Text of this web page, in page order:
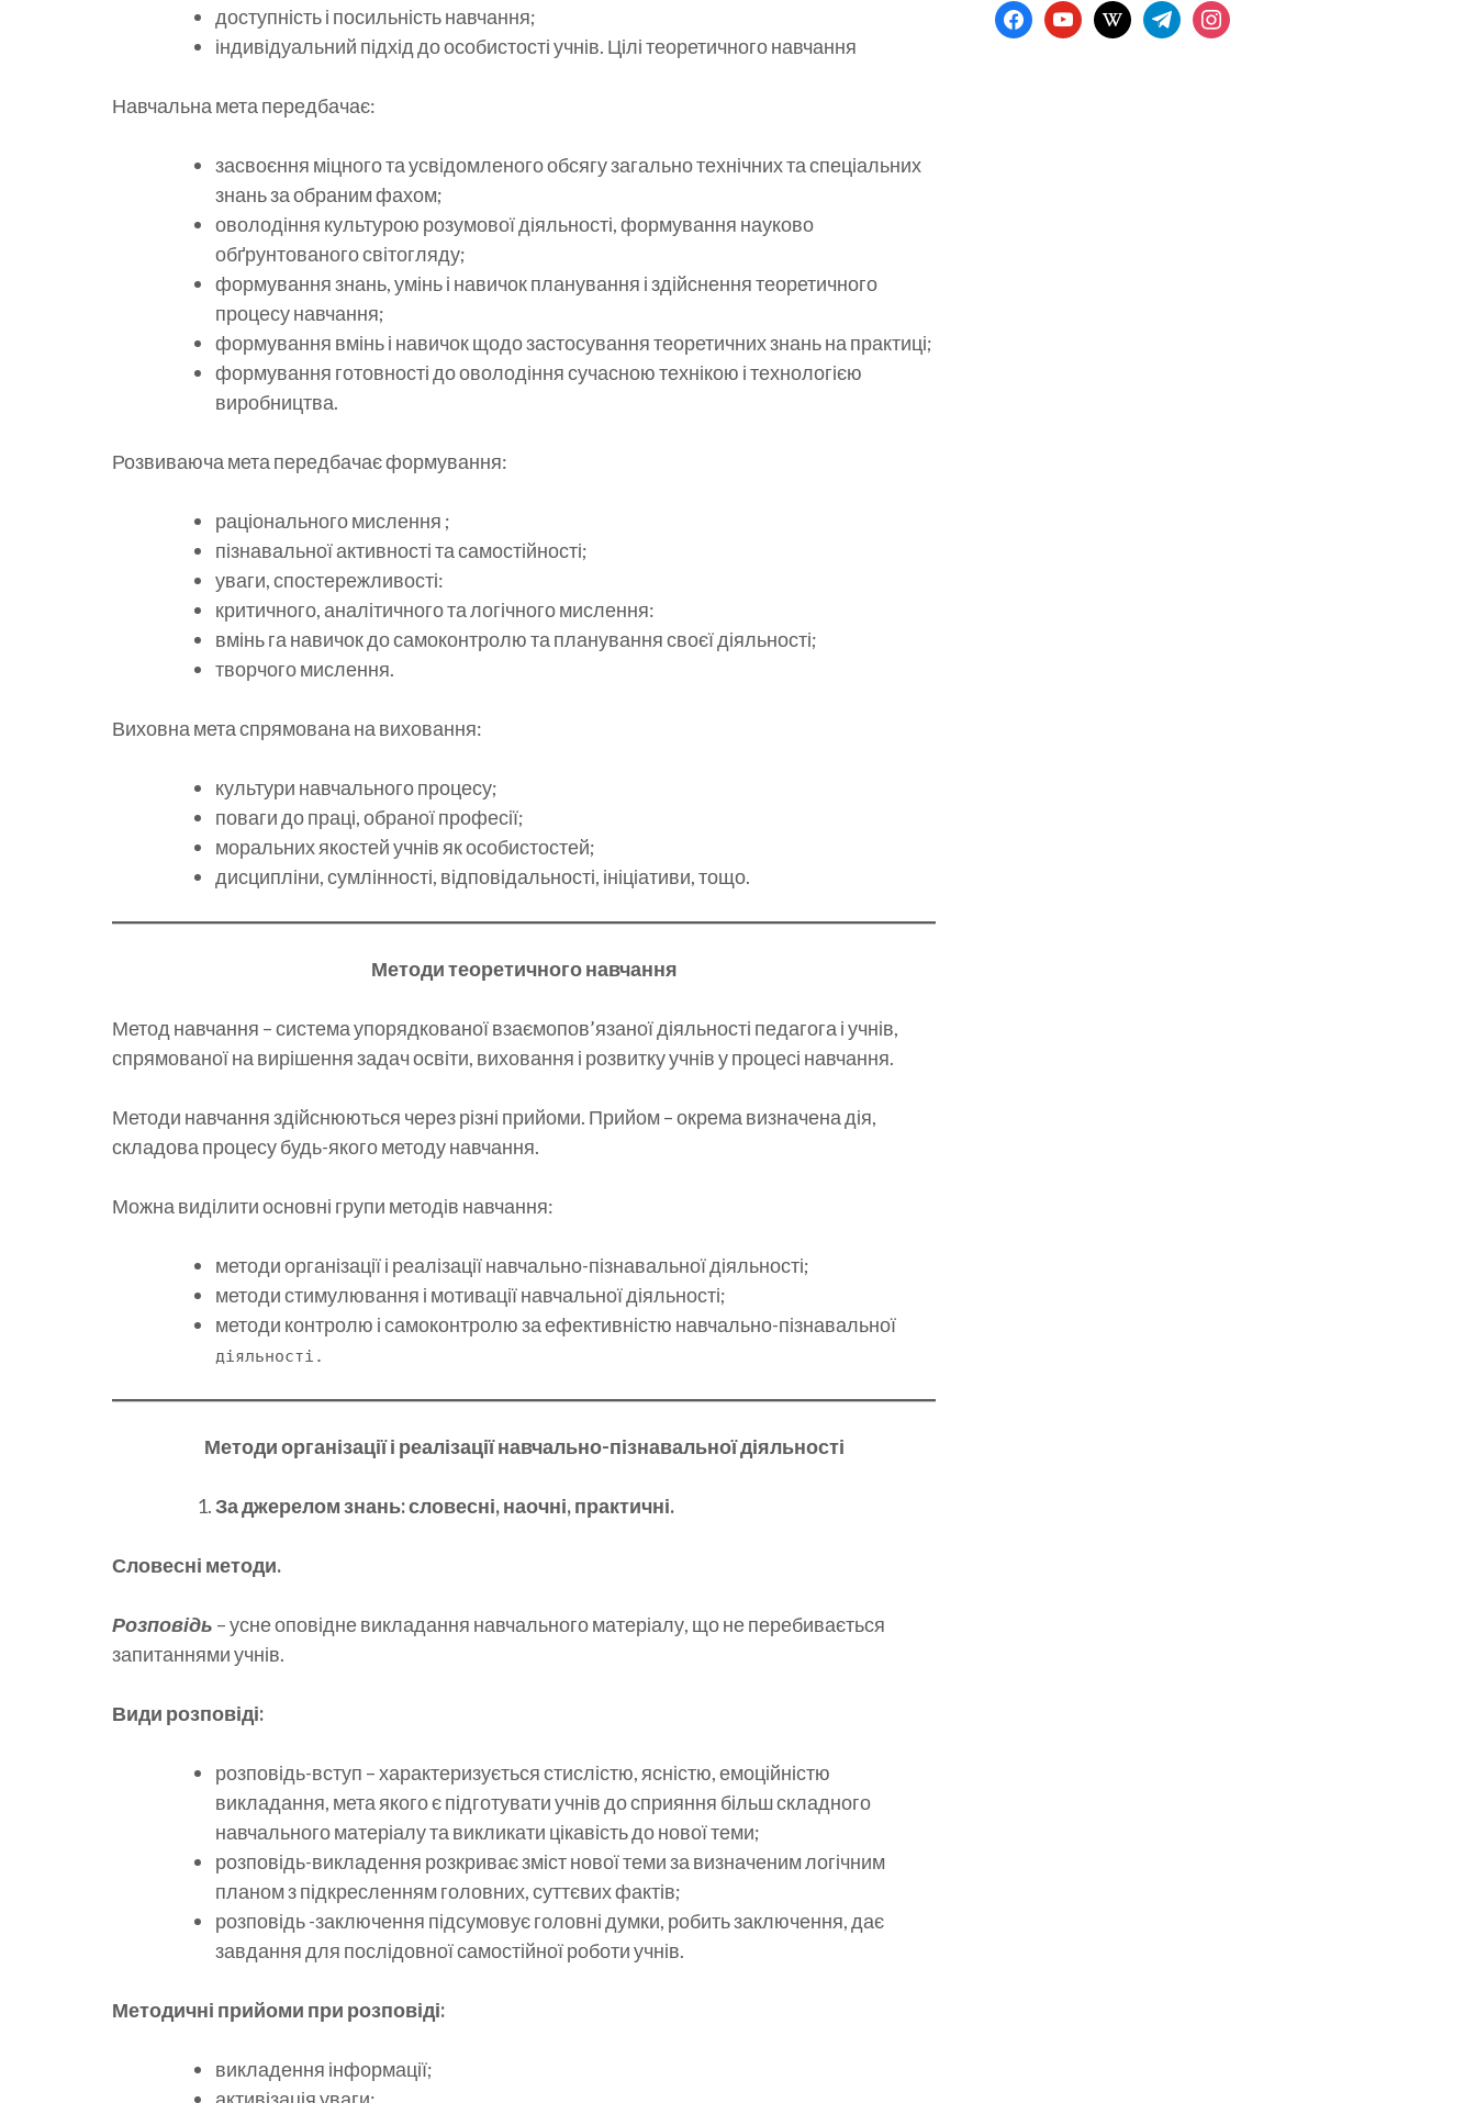
доступність і посильність навчання;
індивідуальний підхід до особистості учнів. Цілі теоретичного навчання
Навчальна мета передбачає:
засвоєння міцного та усвідомленого обсягу загально технічних та спеціальних
знань за обраним фахом;
оволодіння культурою розумової діяльності, формування науково
обґрунтованого світогляду;
формування знань, умінь і навичок планування і здійснення теоретичного
процесу навчання;
формування вмінь і навичок щодо застосування теоретичних знань на практиці;
формування готовності до оволодіння сучасною технікою і технологією
виробництва.
Розвиваюча мета передбачає формування:
раціонального мислення ;
пізнавальної активності та самостійності;
уваги, спостережливості:
критичного, аналітичного та логічного мислення:
вмінь га навичок до самоконтролю та планування своєї діяльності;
творчого мислення.
Виховна мета спрямована на виховання:
культури навчального процесу;
поваги до праці, обраної професії;
моральних якостей учнів як особистостей;
дисципліни, сумлінності, відповідальності, ініціативи, тощо.
Методи теоретичного навчання
Метод навчання – система упорядкованої взаємопов’язаної діяльності педагога і учнів,
спрямованої на вирішення задач освіти, виховання і розвитку учнів у процесі навчання.
Методи навчання здійснюються через різні прийоми. Прийом – окрема визначена дія,
складова процесу будь-якого методу навчання.
Можна виділити основні групи методів навчання:
методи організації і реалізації навчально-пізнавальної діяльності;
методи стимулювання і мотивації навчальної діяльності;
методи контролю і самоконтролю за ефективністю навчально-пізнавальної
діяльності.
Методи організації і реалізації навчально-пізнавальної діяльності
За джерелом знань: словесні, наочні, практичні.
Словесні методи.
Розповідь – усне оповідне викладання навчального матеріалу, що не перебивається
запитаннями учнів.
Види розповіді:
розповідь-вступ – характеризується стислістю, ясністю, емоційністю
викладання, мета якого є підготувати учнів до сприяння більш складного
навчального матеріалу та викликати цікавість до нової теми;
розповідь-викладення розкриває зміст нової теми за визначеним логічним
планом з підкресленням головних, суттєвих фактів;
розповідь -заключення підсумовує головні думки, робить заключення, дає
завдання для послідовної самостійної роботи учнів.
Методичні прийоми при розповіді:
викладення інформації;
facebookyoutubewikipediatelegraminstagram